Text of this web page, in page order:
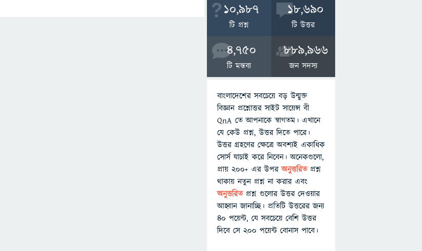
10,987
টি প্রশ্ন
18,690
টি উত্তর
4,750
টি মন্তব্য
889,966
জন সদস্য
বাংলাদেশের সবচেয়ে বড় উন্মুক্ত
বিজ্ঞান প্রশ্নোত্তর সাইট সায়েন্স বী
QnA তে আপনাকে স্বাগতম। এখানে
যে কেউ প্রশ্ন, উত্তর দিতে পারে।
উত্তর গ্রহণের ক্ষেত্রে অবশ্যই একাধিক
সোর্স যাচাই করে নিবেন। অনেকগুলো,
প্রায় ২০০+ এর উপরঅনুত্তরিতপ্রশ্ন
থাকায় নতুন প্রশ্ন না করার এবং
অনুত্তরিত প্রশ্ন গুলোর উত্তর দেওয়ার
আহ্বান জানাচ্ছি। প্রতিটি উত্তরের জন্য
৪০ পয়েন্ট, যে সবচেয়ে বেশি উত্তর
দিবে সে ২০০ পয়েন্ট বোনাস পাবে।